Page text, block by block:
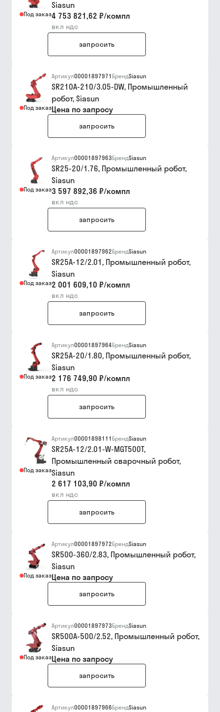
Под заказ
Siasun
4 753 821,62 ₽/компл
вкл ндс
запросить
Под заказ
Артикул00001897971 БрендSiasun
SR210A-210/3.05-DW, Промышленный
робот, Siasun
Цена по запросу
запросить
Под заказ
Артикул00001897963БрендSiasun
SR25-20/1.76, Промышленный робот,
Siasun
3 597 892,36 ₽/компл
вкл ндс
запросить
Под заказ
Артикул00001897962БрендSiasun
SR25A-12/2.01, Промышленный робот,
Siasun
2 001 609,10 ₽/компл
вкл ндс
запросить
Под заказ
Артикул00001897964БрендSiasun
SR25A-20/1.80, Промышленный робот,
Siasun
2 176 749,90 ₽/компл
вкл ндс
запросить
Под заказ
Артикул00001898111 БрендSiasun
SR25A-12/2.01-W-MGT500T,
Промышленный сварочный робот,
Siasun
2 617 103,90 ₽/компл
вкл ндс
запросить
Под заказ
Артикул00001897972БрендSiasun
SR500-360/2.83, Промышленный робот,
Siasun
Цена по запросу
запросить
Под заказ
Артикул00001897973БрендSiasun
SR500A-500/2.52, Промышленный робот,
Siasun
Цена по запросу
запросить
Артикул00001897966БрендSiasun